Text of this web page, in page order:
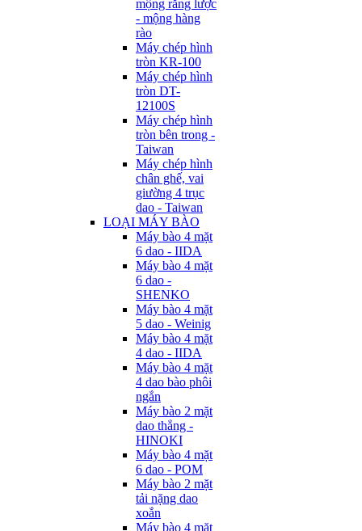
mộng răng lược
- mộng hàng
rào
Máy chép hình
tròn KR-100
Máy chép hình
tròn DT-
12100S
Máy chép hình
tròn bên trong -
Taiwan
Máy chép hình
chân ghế, vai
giường 4 trục
dao - Taiwan
LOẠI MÁY BÀO
Máy bào 4 mặt
6 dao - IIDA
Máy bào 4 mặt
6 dao -
SHENKO
Máy bào 4 mặt
5 dao - Weinig
Máy bào 4 mặt
4 dao - IIDA
Máy bào 4 mặt
4 dao bào phôi
ngắn
Máy bào 2 mặt
dao thẳng -
HINOKI
Máy bào 4 mặt
6 dao - POM
Máy bào 2 mặt
tải nặng dao
xoắn
Máy bào 4 mặt